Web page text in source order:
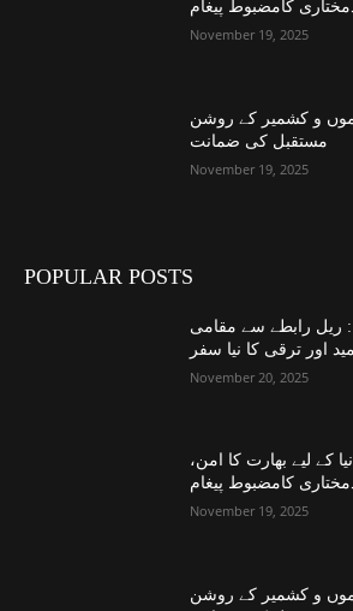
کامضبوط پیغام
November 19, 2025
و کشمیر کے روشن
مستقبل کی ضمانت
November 19, 2025
POPULAR POSTS
ریل رابطے سے مقامی
اور ترقی کا نیا سفر
November 20, 2025
کے لیے بھارت کا امن،
کامضبوط پیغام
November 19, 2025
و کشمیر کے روشن